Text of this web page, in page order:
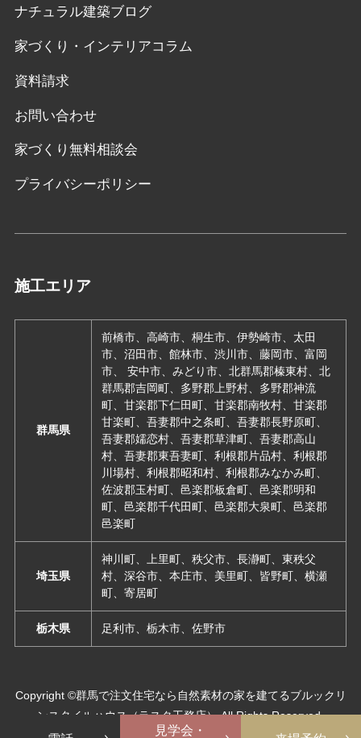
ナチュラル建築ブログ
家づくり・インテリアコラム
資料請求
お問い合わせ
家づくり無料相談会
プライバシーポリシー
施工エリア
群馬県
前橋市、高崎市、桐生市、伊勢崎市、太田
市、沼田市、館林市、渋川市、藤岡市、富岡
市、 安中市、みどり市、北群馬郡榛東村、北
群馬郡吉岡町、多野郡上野村、多野郡神流
町、甘楽郡下仁田町、甘楽郡南牧村、甘楽郡
甘楽町、吾妻郡中之条町、吾妻郡長野原町、
吾妻郡嬬恋村、吾妻郡草津町、吾妻郡高山
村、吾妻郡東吾妻町、利根郡片品村、利根郡
川場村、利根郡昭和村、利根郡みなかみ町、
佐波郡玉村町、邑楽郡板倉町、邑楽郡明和
町、邑楽郡千代田町、邑楽郡大泉町、邑楽郡
邑楽町
埼玉県
神川町、上里町、秩父市、長瀞町、東秩父
村、深谷市、本庄市、美里町、皆野町、横瀬
町、寄居町
栃木県 足利市、栃木市、佐野市
Copyright ©群馬で注文住宅なら自然素材の家を建てるブルックリ
ンスタイルハウス（ラスタ工務店） All Rights Reserved.
見学会・